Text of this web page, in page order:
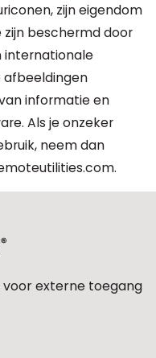
zijn eigendom
zijn beschermd door
internationale
afbeeldingen
informatie en
Als je onzeker
neem dan
voor externe toegang